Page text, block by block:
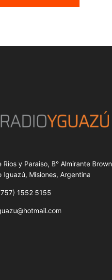
Rios y Paraiso, B° Almirante Brown
Iguazú, Misiones, Argentina
1552 5155